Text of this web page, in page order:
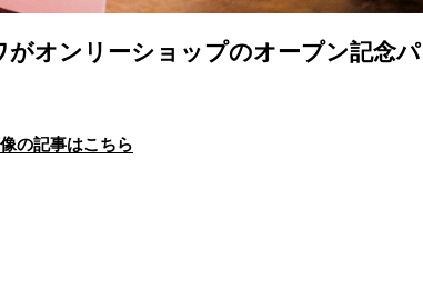
オンリーショップのオープン記念パ
の記事はこちら